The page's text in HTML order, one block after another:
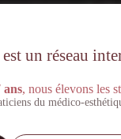
un réseau
ans, nous élevons les
du médico-